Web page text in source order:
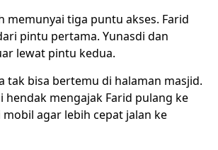
memunyai tiga puntu akses. Farid
pintu pertama. Yunasdi dan
lewat pintu kedua.
tak bisa bertemu di halaman masjid.
hendak mengajak Farid pulang ke
agar lebih cepat jalan ke